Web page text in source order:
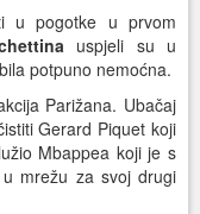
u pogotke u prvom
uspjeli su u
potpuno nemoćna.
Parižana. Ubačaj
Gerard Piquet koji
Mbappea koji je s
mrežu za svoj drugi